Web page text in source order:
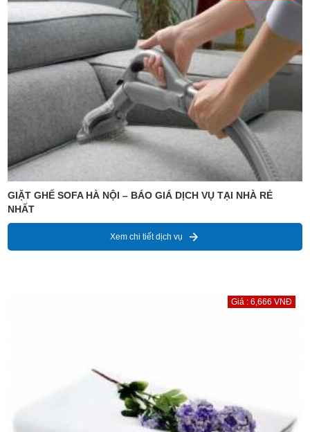
GIẶT GHẾ SOFA HÀ NỘI – BÁO GIÁ DỊCH VỤ TẠI NHÀ RẺ
NHẤT
Xem chi tiết dịch vụ
Giá : 6,666 VNĐ